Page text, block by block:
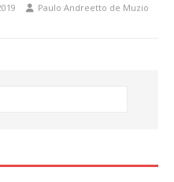
Paulo Andreetto de Muzio